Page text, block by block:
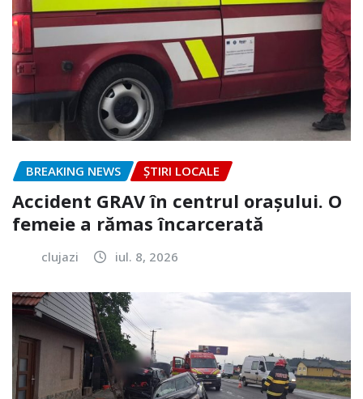
BREAKING NEWS ȘTIRI LOCALE
Accident GRAV în centrul orașului. O
femeie a rămas încarcerată
clujazi iul. 8, 2026